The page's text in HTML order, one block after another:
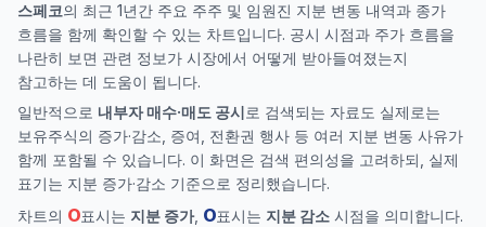
스페코의 최근 1년간 주요 주주 및 임원진 지분 변동 내역과 종가
흐름을 함께 확인할 수 있는 차트입니다. 공시 시점과 주가 흐름을
나란히 보면 관련 정보가 시장에서 어떻게 받아들여졌는지
참고하는 데 도움이 됩니다.
일반적으로 내부자 매수·매도 공시로 검색되는 자료도 실제로는
보유주식의 증가·감소, 증여, 전환권 행사 등 여러 지분 변동 사유가
함께 포함될 수 있습니다. 이 화면은 검색 편의성을 고려하되, 실제
표기는 지분 증가·감소 기준으로 정리했습니다.
차트의 O표시는 지분 증가, O표시는 지분 감소 시점을 의미합니다.